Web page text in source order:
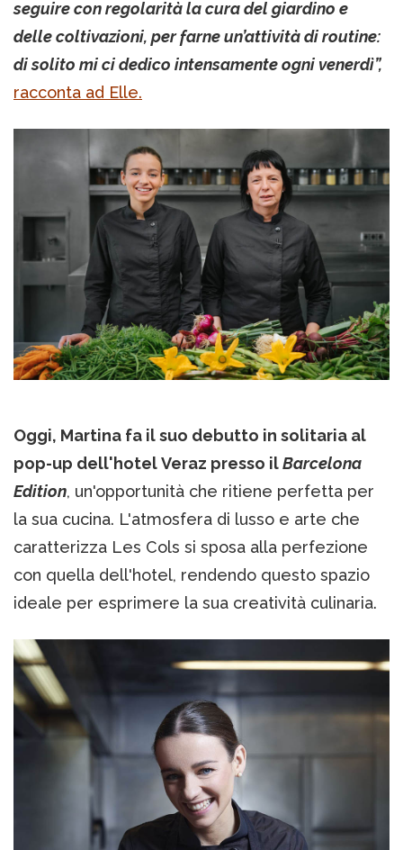
seguire con regolarità la cura del giardino e
delle coltivazioni, per farne un’attività di routine:
di solito mi ci dedico intensamente ogni venerdì”,
racconta ad Elle.
Oggi, Martina fa il suo debutto in solitaria al
pop-up dell'hotel Veraz presso ilBarcelona
Edition, un'opportunità che ritiene perfetta per
la sua cucina. L'atmosfera di lusso e arte che
caratterizza Les Cols si sposa alla perfezione
con quella dell'hotel, rendendo questo spazio
ideale per esprimere la sua creatività culinaria.